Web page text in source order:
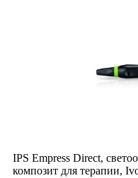
IPS Empress Direct,
композит для терапии,